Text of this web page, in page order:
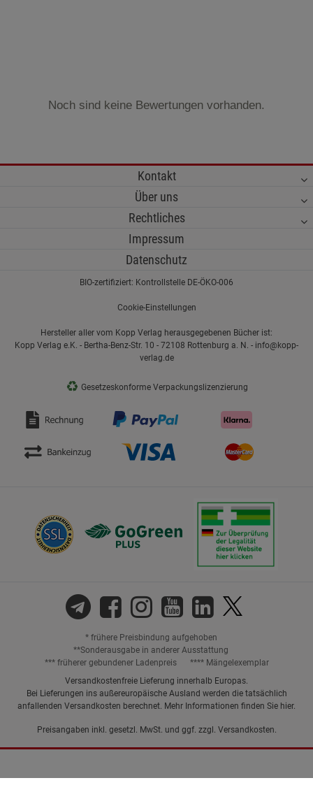
Noch sind keine Bewertungen vorhanden.
Kontakt
Über uns
Rechtliches
Impressum
Datenschutz
BIO-zertifiziert: Kontrollstelle DE-ÖKO-006
Cookie-Einstellungen
Hersteller aller vom Kopp Verlag herausgegebenen Bücher ist:
Kopp Verlag e.K. - Bertha-Benz-Str. 10 - 72108 Rottenburg a. N. - info@kopp-
verlag.de
♻ Gesetzeskonforme Verpackungslizenzierung
* frühere Preisbindung aufgehoben
**Sonderausgabe in anderer Ausstattung
*** früherer gebundener Ladenpreis
**** Mängelexemplar
Versandkostenfreie Lieferung innerhalb Europas.
Bei Lieferungen ins außereuropäische Ausland werden die tatsächlich
anfallenden Versandkosten berechnet. Mehr Informationen finden Sie hier.
Preisangaben inkl. gesetzl. MwSt. und ggf. zzgl. Versandkosten.